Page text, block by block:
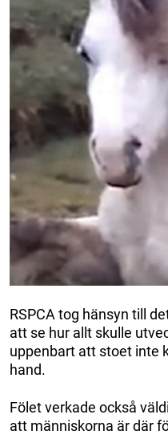
RSPCA tog hänsyn till
att se hur allt skulle
uppenbart att stoet inte
hand.
Fölet verkade också
att människorna är där